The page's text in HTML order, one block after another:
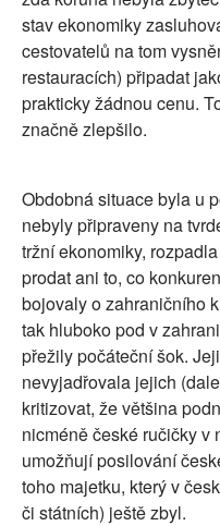
stav ekonomiky
cestovatelů na tom
restauracích) připadat
prakticky žádnou cenu.
značně zlepšilo.
Obdobná situace byla u
nebyly připraveny na
tržní ekonomiky,
prodat ani to, co
bojovaly o zahraničního
tak hluboko pod v
přežily počáteční šok.
nevyjadřovala jejich
kritizovat, že většina
nicméně české ručičky v
umožňují posilování
toho majetku, který v
či státních) ještě zbyl.